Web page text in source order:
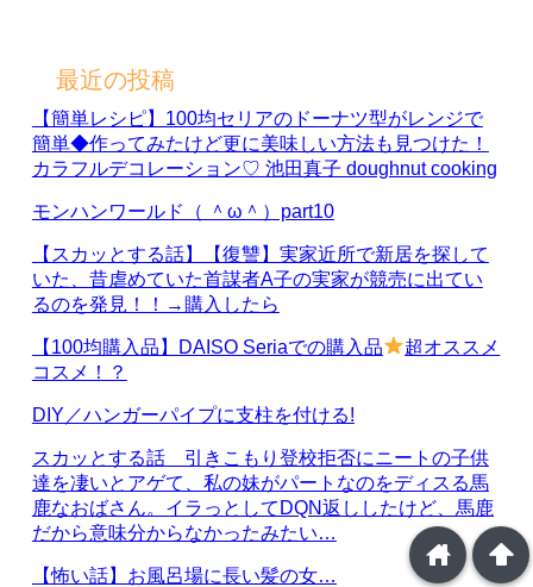
最近の投稿
【簡単レシピ】100均セリアのドーナツ型がレンジで
簡単◆作ってみたけど更に美味しい方法も見つけた！
カラフルデコレーション♡ 池田真子 doughnut cooking
モンハンワールド（ ＾ω＾）part10
【スカッとする話】【復讐】実家近所で新居を探して
いた、昔虐めていた首謀者A子の実家が競売に出てい
るのを発見！！→購入したら
【100均購入品】DAISO Seriaでの購入品
超オススメ
コスメ！？
DIY／ハンガーパイプに支柱を付ける!
スカッとする話 引きこもり登校拒否にニートの子供
達を凄いとアゲて、私の妹がパートなのをディスる馬
鹿なおばさん。イラっとしてDQN返ししたけど、馬鹿
だから意味分からなかったみたい…
【怖い話】お風呂場に長い髪の女…
arrowup
home